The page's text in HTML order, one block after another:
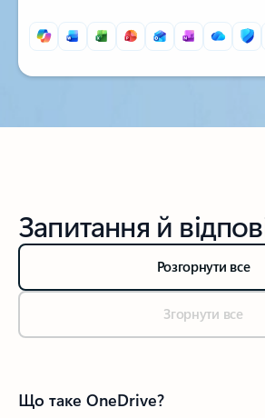
Запитання й
Розгорнути все
Згорнути все
Що таке OneDrive?